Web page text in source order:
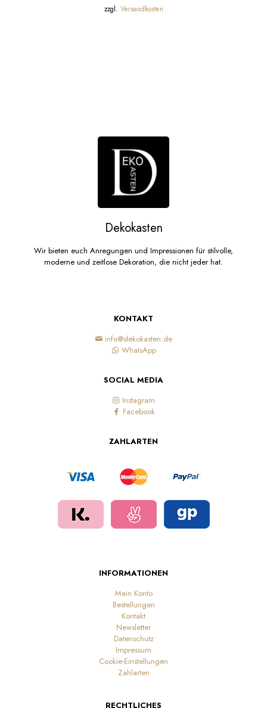
zzgl. Versandkosten
Dekokasten
Wir bieten euch Anregungen und Impressionen für stilvolle,
moderne und zeitlose Dekoration, die nicht jeder hat.
KONTAKT
info@dekokasten.de
WhatsApp
SOCIAL MEDIA
Instagram
Facebook
ZAHLARTEN
INFORMATIONEN
Mein Konto
Bestellungen
Kontakt
Newsletter
Datenschutz
Impressum
Cookie-Einstellungen
Zahlarten
RECHTLICHES